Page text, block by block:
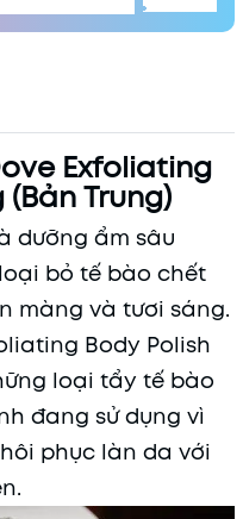
Exfoliating
Trung)
dưỡng ẩm sâu
bỏ tế bào chết
màng và tươi sáng.
Body Polish
loại tẩy tế bào
đang sử dụng vì
phục làn da với